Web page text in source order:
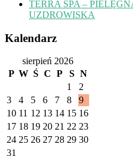
TERRA SPA –
UZDROWISKA
Kalendarz
sierpień 2026
P W Ś C P S N
1
2
3
4 5 6 7 8
9
10 11 12 13 14 15 16
17 18 19 20 21 22 23
24 25 26 27 28 29 30
31